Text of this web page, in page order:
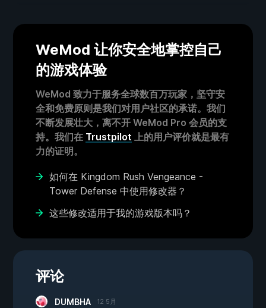
WeMod 让你安全地掌控自己
的游戏体验
WeMod 致力于服务全球数百万玩家，坚守安
全和免费原则是我们对用户社区的承诺。我们
不断发展壮大，离不开 WeMod Pro 会员的支
持。我们在 Trustpilot 上的用户评价就是最有
力的证明。
如何在 Kingdom Rush Vengeance -
Tower Defense 中使用修改器？
这些修改适用于我的游戏版本吗？
评论
DUMBHA 12 5月